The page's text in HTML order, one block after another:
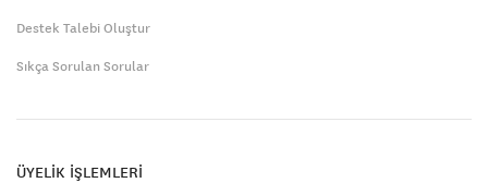
Destek Talebi Oluştur
Sıkça Sorulan Sorular
ÜYELİK İŞLEMLERİ